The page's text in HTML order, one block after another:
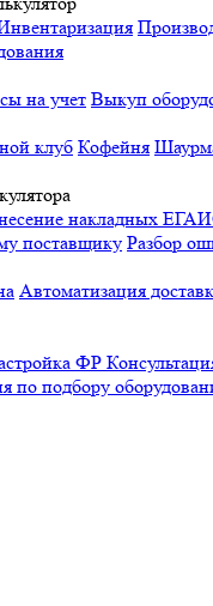
на учет Выкуп
клуб Кофейня
накладных
поставщику Разбор
Автоматизация
ФР
по подбору